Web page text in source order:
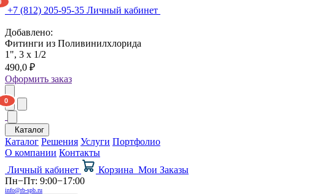
+7 (812) 205-95-35 Личный кабинет
Добавлено:
Фитинги из Поливинилхлорида
1", 3 x 1/2
490,0 ₽
Оформить заказ
Каталог
Каталог Решения Услуги Портфолио
О компании Контакты
Личный кабинет
Корзина Мои Заказы
Пн−Пт: 9:00−17:00
info@rb-spb.ru